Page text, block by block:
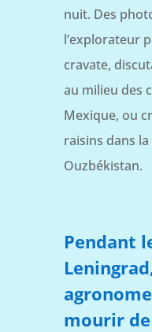
nuit. Des
l’explorateur
cravate,
au milieu des
Mexique, ou
raisins dans
Ouzbékistan.
Pendant
mourir